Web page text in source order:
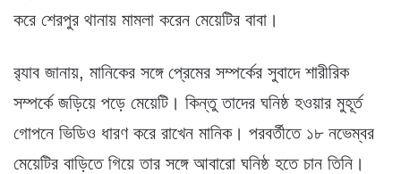
করে শেরপুর থানায় মামলা করেন মেয়েটির বাবা।
র‌্যাব জানায়, মানিকের সঙ্গে প্রেমের সম্পর্কের সুবাদে শারীরিক
সম্পর্কে জড়িয়ে পড়ে মেয়েটি। কিন্তু তাদের ঘনিষ্ঠ হওয়ার মুহূর্ত
গোপনে ভিডিও ধারণ করে রাখেন মানিক। পরবর্তীতে ১৮ নভেম্বর
মেয়েটির বাড়িতে গিয়ে তার সঙ্গে আবারো ঘনিষ্ঠ হতে চান তিনি।